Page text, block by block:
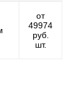
от
49974
руб.
шт.